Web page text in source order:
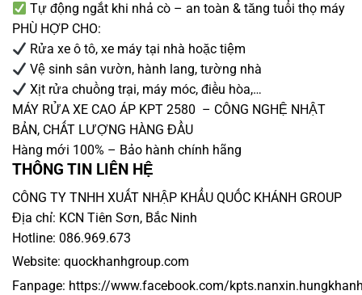
Tự động ngắt khi nhả cò – an toàn & tăng tuổi thọ máy
PHÙ HỢP CHO:
Rửa xe ô tô, xe máy tại nhà hoặc tiệm
Vệ sinh sân vườn, hành lang, tường nhà
Xịt rửa chuồng trại, máy móc, điều hòa,…
MÁY RỬA XE CAO ÁP KPT 2580 – CÔNG NGHỆ NHẬT
BẢN, CHẤT LƯỢNG HÀNG ĐẦU
Hàng mới 100% – Bảo hành chính hãng
THÔNG TIN LIÊN HỆ
CÔNG TY TNHH XUẤT NHẬP KHẨU QUỐC KHÁNH GROUP
Địa chỉ: KCN Tiên Sơn, Bắc Ninh
Hotline: 086.969.673
Website: quockhanhgroup.com
Fanpage: https://www.facebook.com/